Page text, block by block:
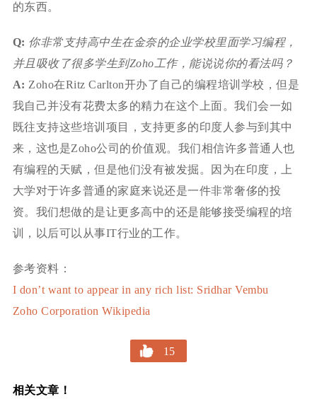
的东西。
Q: 你非常支持高中生在金奈的企业学校里面学习编程，
并且吸收了很多学生到Zoho工作，能说说你的看法吗？
A: Zoho在Ritz Carlton开办了自己的编程培训学校，但是
我自己并没有花费太多的精力在这个上面。我们会一如
既往支持这些培训项目，支持更多的印度人参与到其中
来，这也是Zoho公司的价值观。我们相信许多普通人也
有编程的天赋，但是他们没有被发掘。因为在印度，上
大学对于许多普通的家庭来说还是一件非常奢侈的投
资。我们想做的是让更多高中的还是能够接受编程的培
训，以后可以从事IT行业的工作。
参考资料：
I don’t want to appear in any rich list: Sridhar Vembu
Zoho Corporation Wikipedia
15
相关文章！